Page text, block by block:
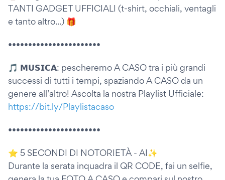
TANTI GADGET UFFICIALI (t-shirt, occhiali, ventagli
e tanto altro...) 🎁
•••••••••••••••••••••••
🎵 𝗠𝗨𝗦𝗜𝗖𝗔: pescheremo A CASO tra i più grandi
successi di tutti i tempi, spaziando A CASO da un
genere all’altro! Ascolta la nostra Playlist Ufficiale:
https://bit.ly/Playlistacaso
•••••••••••••••••••••••
⭐️ 5 SECONDI DI NOTORIETÀ - AI✨
Durante la serata inquadra il QR CODE, fai un selfie,